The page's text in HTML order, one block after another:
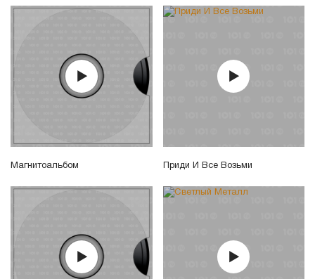
Магнитоальбом Приди И Все Возьми